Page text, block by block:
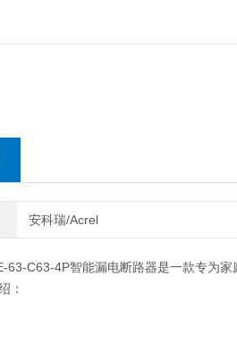
安科瑞/Acrel
63-C63-4P智能漏电断路器是一款专为
：